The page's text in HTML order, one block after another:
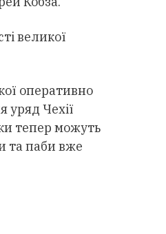
великої
оперативно
уряд Чехії
тепер можуть
та паби вже